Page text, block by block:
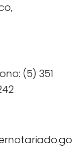
(5) 351